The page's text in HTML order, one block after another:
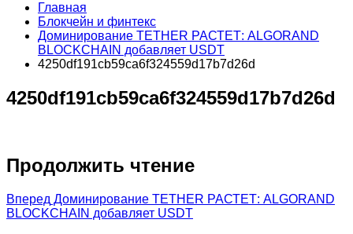
Главная
Блокчейн и финтекс
Доминирование TETHER РАСТЕТ: ALGORAND
BLOCKCHAIN добавляет USDT
4250df191cb59ca6f324559d17b7d26d
4250df191cb59ca6f324559d17b7d26d
Продолжить чтение
Вперед Доминирование TETHER РАСТЕТ: ALGORAND
BLOCKCHAIN добавляет USDT